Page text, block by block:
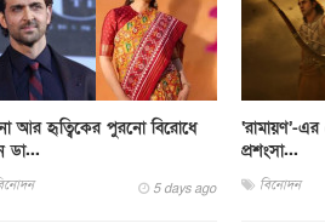
আর হৃত্বিকের পুরনো বিরোধে
ডা...
5 days ago
‘রামায়ণ’-
প্রশংসা...
বিনোদন